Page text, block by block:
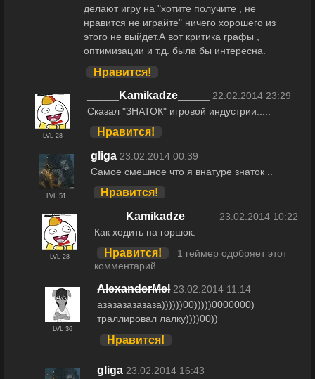
делают игру на "хотите получите , не
нравится не играйте" ничего хорошего из
этого не выйдет.А вот критика графы ,
оптимизации и т.д. была бы интересна.
Нравится!
LVL 28
_____Kamikadze_____ 22.02.2014 23:29
Сказал "ЗНАТОК" игровой индустрии.....
Нравится!
LVL 51
gliga 23.02.2014 00:39
Самое смешное что я внатуре знаток ..
Нравится!
LVL 28
_____Kamikadze_____ 23.02.2014 10:22
Как ходить на горшок.
Нравится!
1 геймер одобряет этот
комментарий
LVL 36
AlexanderMel 23.02.2014 11:14
азазазазазаза))))))00)))))0000000)
траллировал лалку))))00))
Нравится!
gliga 23.02.2014 16:43